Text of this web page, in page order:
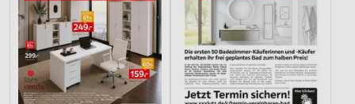
Analyse von Zielgruppen durch Statistiken oder
Kombinationen von Daten aus verschiedenen
Quellen
Entwicklung und Verbesserung der Angebote